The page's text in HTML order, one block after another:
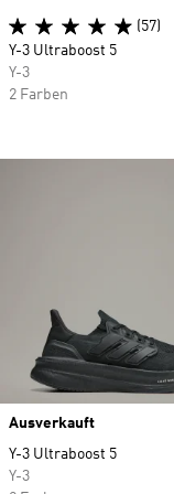
Ausverkauft
Y-3 Ultraboost 5
Y-3
(57)
Y-3 Ultraboost 5
Y-3
2 Farben